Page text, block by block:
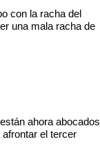
con la racha del
una mala racha de
ahora abocados
el tercer